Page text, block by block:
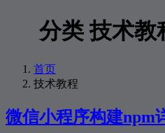
分类 技术教
首页
技术教程
微信小程序构建npm